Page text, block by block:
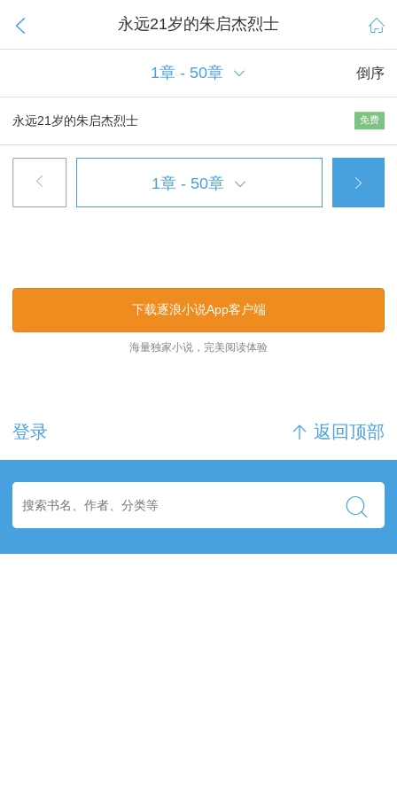
 永远21岁的朱启杰烈士 
倒序
永远21岁的朱启杰烈士 免费
 
下载逐浪小说App客户端
海量独家小说，完美阅读体验
登录  返回顶部